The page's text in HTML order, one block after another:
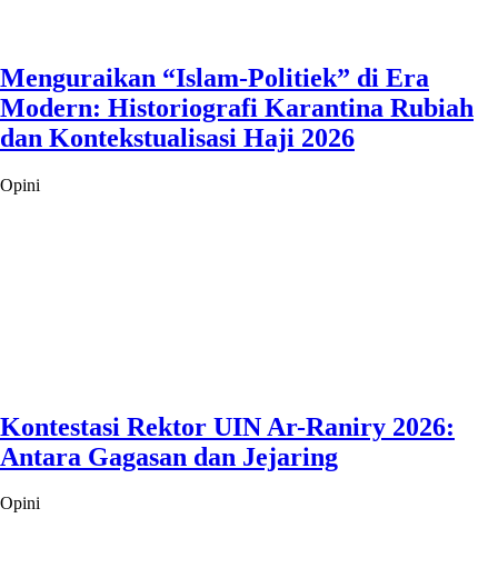
Menguraikan “Islam-Politiek” di Era
Modern: Historiografi Karantina Rubiah
dan Kontekstualisasi Haji 2026
Opini
Kontestasi Rektor UIN Ar-Raniry 2026:
Antara Gagasan dan Jejaring
Opini